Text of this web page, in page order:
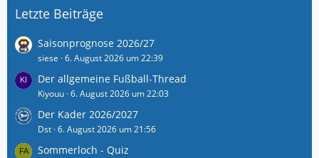
Letzte Beiträge
Saisonprognose 2026/27
siese 6. August 2026 um 22:39
Der allgemeine Fußball-Thread
Kiyouu 6. August 2026 um 22:03
Der Kader 2026/2027
Dst 6. August 2026 um 21:56
Sommerloch - Quiz